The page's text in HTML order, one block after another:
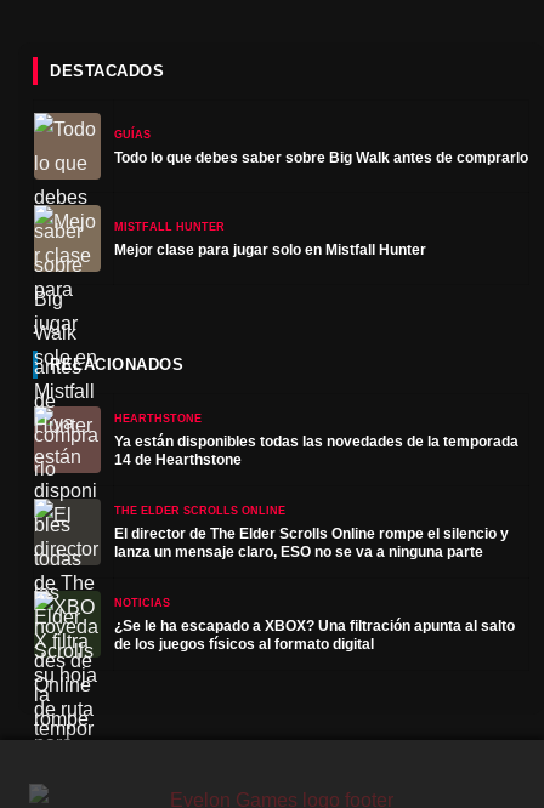
DESTACADOS
GUÍAS
Todo lo que debes saber sobre Big Walk antes de comprarlo
MISTFALL HUNTER
Mejor clase para jugar solo en Mistfall Hunter
RELACIONADOS
HEARTHSTONE
Ya están disponibles todas las novedades de la temporada
14 de Hearthstone
THE ELDER SCROLLS ONLINE
El director de The Elder Scrolls Online rompe el silencio y
lanza un mensaje claro, ESO no se va a ninguna parte
NOTICIAS
¿Se le ha escapado a XBOX? Una filtración apunta al salto
de los juegos físicos al formato digital